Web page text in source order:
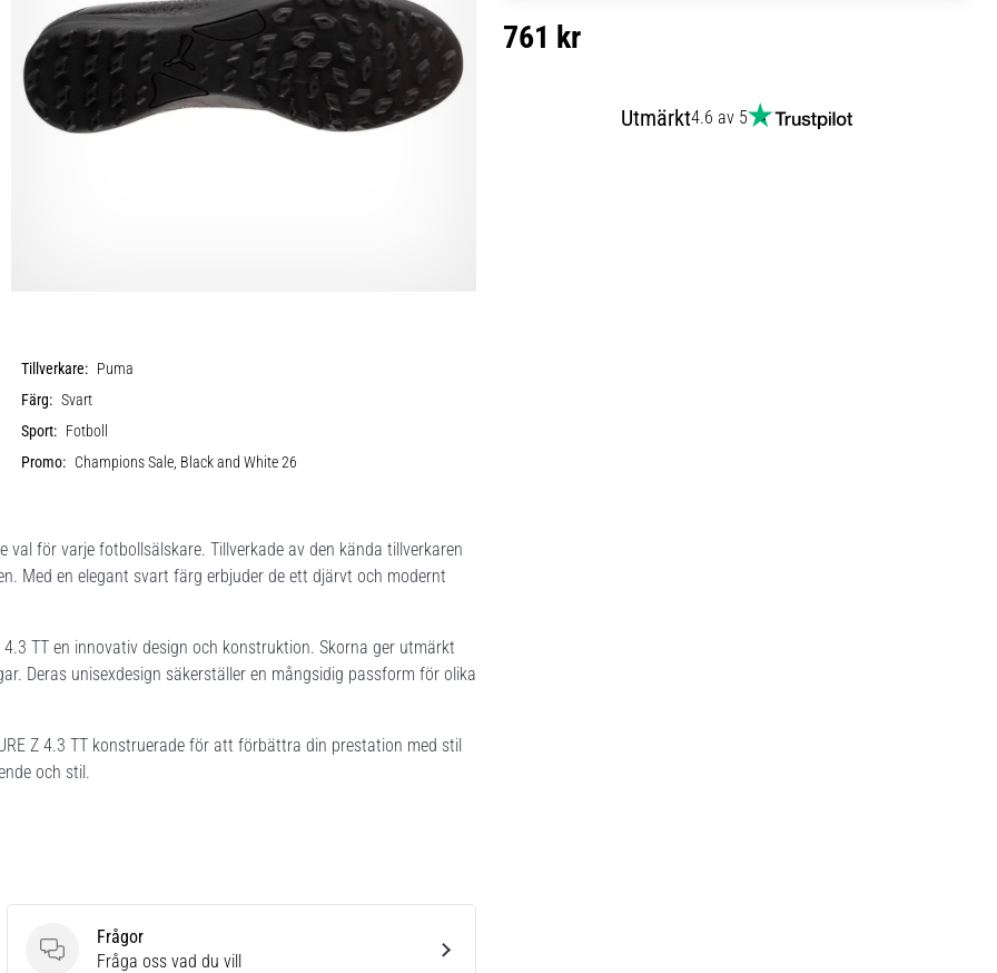
761 kr
Utmärkt4.6 av 5
Tillverkare: Puma
Färg: Svart
Sport: Fotboll
Promo: Champions Sale, Black and White 26
för varje fotbollsälskare. Tillverkade av den kända tillverkaren
Med en elegant svart färg erbjuder de ett djärvt och modernt
TT en innovativ design och konstruktion. Skorna ger utmärkt
Deras unisexdesign säkerställer en mångsidig passform för olika
Z 4.3 TT konstruerade för att förbättra din prestation med stil
och stil.
Frågor
Frågor
Fråga oss vad du vill